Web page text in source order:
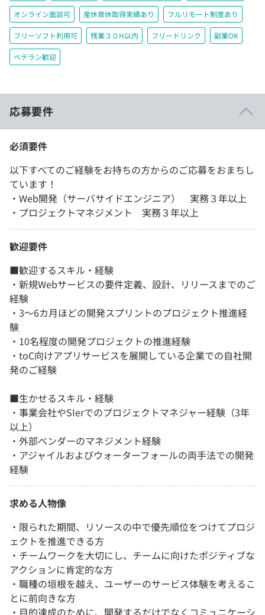
オンライン面談可 産休育休取得実績あり フルリモート制度あり
フリーソフト利用可 残業３０H以内 フリードリンク 副業OK
ベテラン歓迎
応募要件
必須要件
以下すべてのご経験をお持ちの方からのご応募をおまちし
ています！
・Web開発（サーバサイドエンジニア） 実務３年以上
・プロジェクトマネジメント 実務３年以上
歓迎要件
■歓迎するスキル・経験
・新規Webサービスの要件定義、設計、リリースまでのご
経験
・3〜6カ月ほどの開発スプリントのプロジェクト推進経
験
・10名程度の開発プロジェクトの推進経験
・toC向けアプリサービスを展開している企業での自社開
発のご経験
■生かせるスキル・経験
・事業会社やSIerでのプロジェクトマネジャー経験（3年
以上）
・外部ベンダーのマネジメント経験
・アジャイルおよびウォーターフォールの両手法での開発
経験
求める人物像
・限られた期間、リソースの中で優先順位をつけてプロジ
ェクトを推進できる方
・チームワークを大切にし、チームに向けたポジティブな
アクションに肯定的な方
・職種の垣根を越え、ユーザーのサービス体験を考えるこ
とに前向きな方